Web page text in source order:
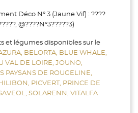
Déco N° 3 (Jaune Vif) : ????
@????N°3?????3)
et légumes disponibles sur le
BELORTA, BLUE WHALE,
VAL DE LOIRE, JOUNO,
PAYSANS DE ROUGELINE,
PICVERT, PRINCE DE
SOLARENN, VITALFA